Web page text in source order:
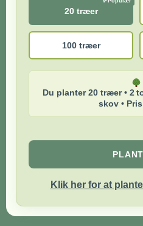
20 træer
100 træer
Du planter 20 træer • 2
skov •
Klik her for at